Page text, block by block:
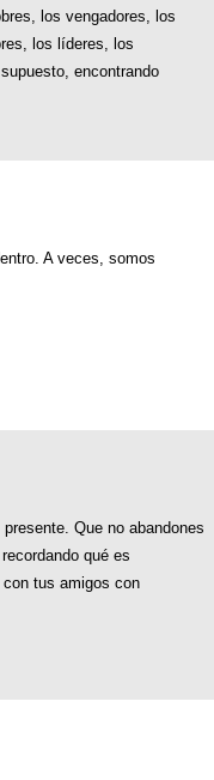
los vengadores, los
los líderes, los
encontrando
A veces, somos
Que no abandones
qué es
tus amigos con